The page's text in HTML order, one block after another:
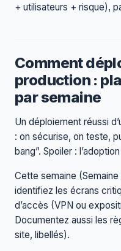
+ utilisateurs + risque),
Comment
production :
par semaine
Un déploiement réussi
: on sécurise, on teste,
bang”. Spoiler :
Cette semaine
identifiez les écrans
d’accès (VPN ou
Documentez aussi les
site, libellés).